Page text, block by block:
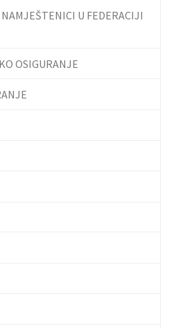
U FEDERACIJI
OSIGURANJE